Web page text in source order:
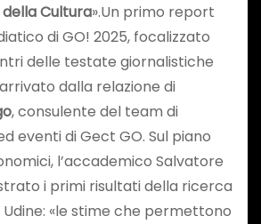
Cultura».Un primo report
di GO! 2025, focalizzato
delle testate giornalistiche
dalla relazione di
, consulente del team di
eventi di Gect GO. Sul piano
l’accademico Salvatore
i primi risultati della ricerca
Udine: «le stime che permettono